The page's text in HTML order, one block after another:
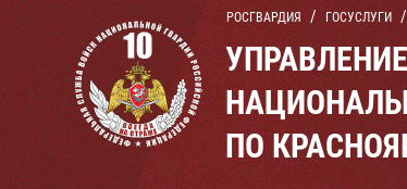
РОСГВАРДИЯ ГОСУСЛУГИ
ПО